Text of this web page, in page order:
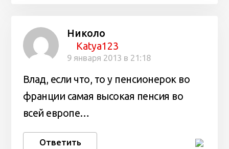
Николо
Katya123
9 января 2013 в 21:18
Влад, если что, то у пенсионерок во
франции самая высокая пенсия во
всей европе…
Ответить